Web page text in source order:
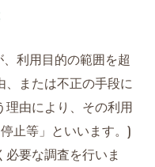
利用目的の範囲を超
、または不正の手段に
理由により、その利用
止等」といいます。)
要な調査を行いま